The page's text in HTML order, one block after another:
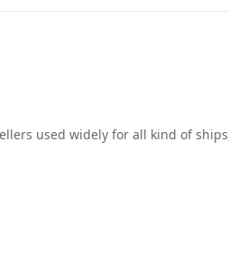
used widely for all kind of